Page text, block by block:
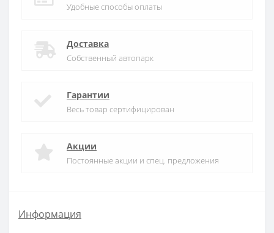
Удобные способы оплаты
Доставка
Собственный автопарк
Гарантии
Весь товар сертифицирован
Акции
Постоянные акции и спец. предложения
Информация